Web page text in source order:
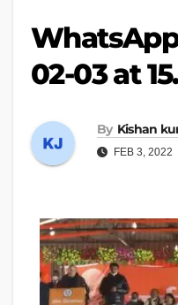
02-03 at
By Kishan
FEB 3, 2022